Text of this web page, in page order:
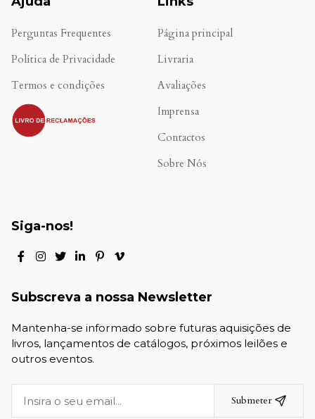
Perguntas Frequentes
Política de Privacidade
Termos e condições
.
Página principal
Livraria
Avaliações
Imprensa
Contactos
Sobre Nós
Siga-nos!
Subscreva a nossa Newsletter
Mantenha-se informado sobre futuras aquisições de
livros, lançamentos de catálogos, próximos leilões e
outros eventos.
Submeter